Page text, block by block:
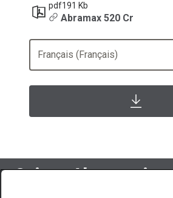
pdf191 Kb
Abramax 520 Cr
Français (Français)
Suivez Abraservice